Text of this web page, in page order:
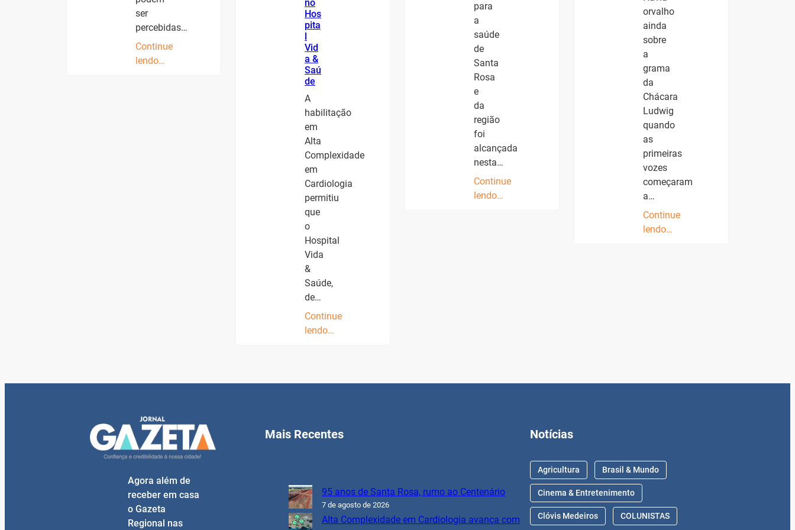
ser
percebidas…
Continue
lendo…
no
Hos
pita
Vid
a &
Saú
de
A
habilitação
em
Alta
Complexidade
em
Cardiologia
permitiu
que
o
Hospital
Vida
&
Saúde,
de…
Continue
lendo…
para
a
saúde
de
Santa
Rosa
e
da
região
foi
alcançada
nesta…
Continue
lendo…
orvalho
ainda
sobre
a
grama
da
Chácara
Ludwig
quando
as
primeiras
vozes
começaram
a…
Continue
lendo…
Agora além de
receber em casa
o Gazeta
Regional nas
Mais Recentes
95 anos de Santa Rosa, rumo ao Centenário
7 de agosto de 2026
Alta Complexidade em Cardiologia avança com
Notícias
Agricultura Brasil & Mundo
Cinema & Entretenimento
Clóvis Medeiros COLUNISTAS